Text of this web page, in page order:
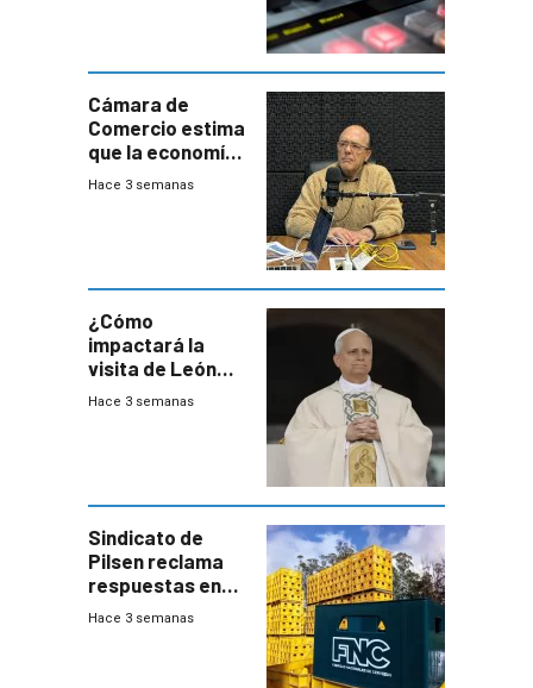
Cámara de
Comercio estima
que la economía
crecerá 1,6%
Hace 3 semanas
¿Cómo
impactará la
visita de León
XIV a Uruguay?
Hace 3 semanas
Sindicato de
Pilsen reclama
respuestas en
medio de
Hace 3 semanas